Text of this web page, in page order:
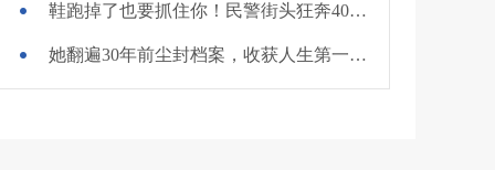
鞋跑掉了也要抓住你！民警街头狂奔400米擒贼
她翻遍30年前尘封档案，收获人生第一面锦旗